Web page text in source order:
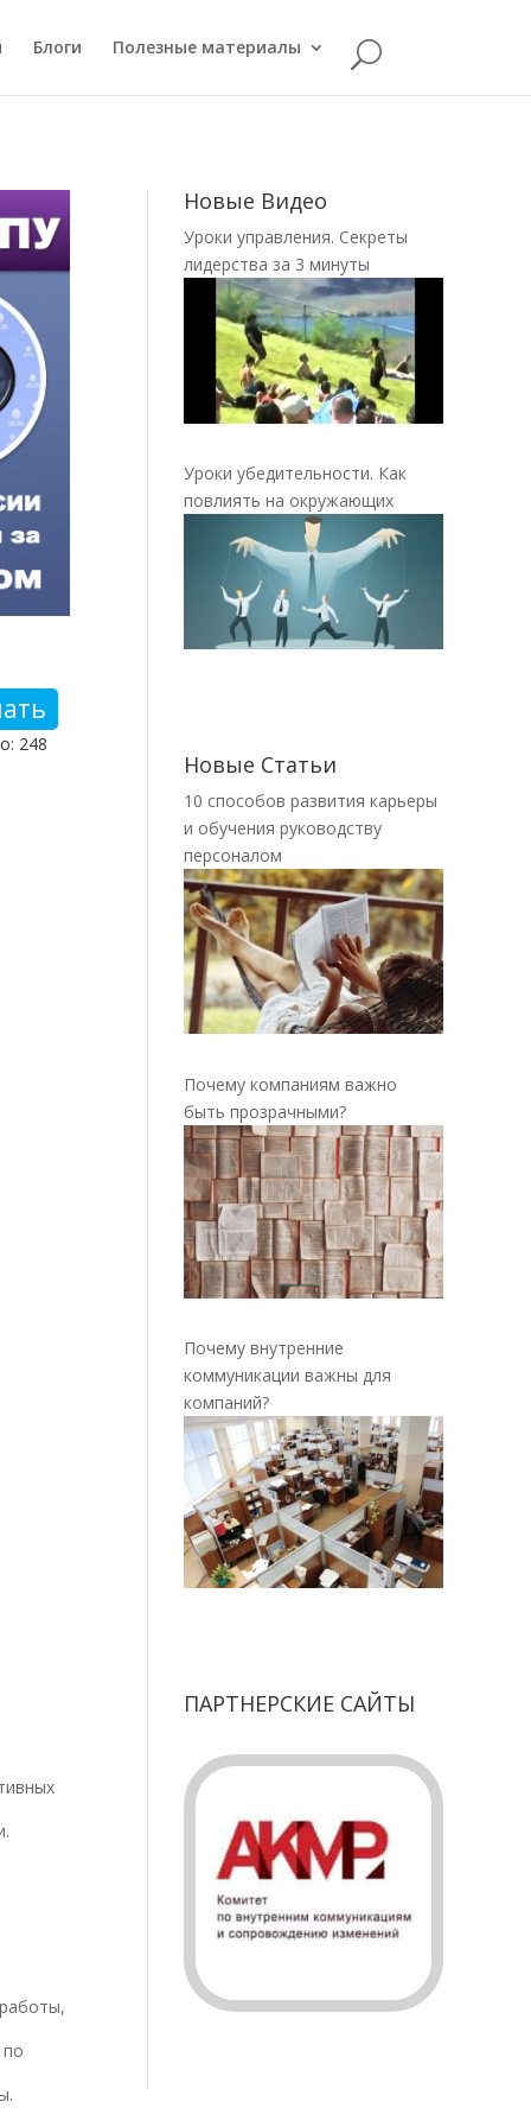
Блоги Полезные материалы
248
Новые Видео
Уроки управления. Секреты
лидерства за 3 минуты
Уроки убедительности. Как
повлиять на окружающих
Новые Статьи
10 способов развития карьеры
и обучения руководству
персоналом
Почему компаниям важно
быть прозрачными?
Почему внутренние
коммуникации важны для
компаний?
ПАРТНЕРСКИЕ САЙТЫ